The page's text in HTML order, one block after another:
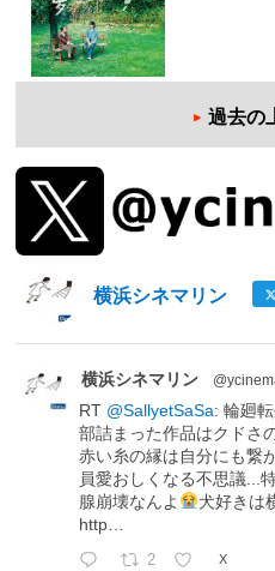
過去の
横浜シネマリン
横浜シネマリン
RT @SallyetSaSa: 輪廻
部詰まった作品はクドさ
赤い糸の縁は自分にも繋
員愛おしくなる不思議...
腺崩壊なんよ
犬好きは
http…
2 X